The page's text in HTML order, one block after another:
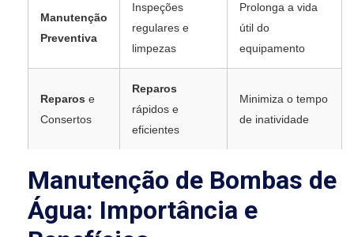
Manutenção
Preventiva
Inspeções
regulares e
limpezas
Prolonga a vida
útil do
equipamento
Reparos e
Consertos
Reparos
rápidos e
eficientes
Minimiza o tempo
de inatividade
Manutenção de Bombas de
Água: Importância e